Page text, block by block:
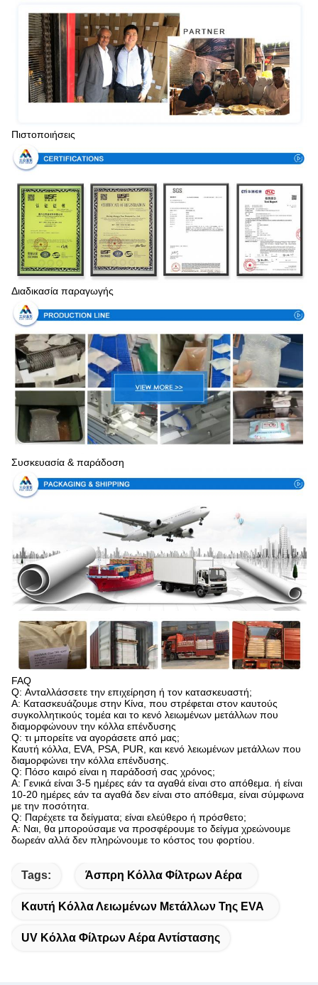
Πιστοποιήσεις
Διαδικασία παραγωγής
Συσκευασία & παράδοση
FAQ
Q: Ανταλλάσσετε την επιχείρηση ή τον κατασκευαστή;
Α: Κατασκευάζουμε στην Κίνα, που στρέφεται στον καυτούς
συγκολλητικούς τομέα και το κενό λειωμένων μετάλλων που
διαμορφώνουν την κόλλα επένδυσης
Q: τι μπορείτε να αγοράσετε από μας;
Καυτή κόλλα, EVA, PSA, PUR, και κενό λειωμένων μετάλλων που
διαμορφώνει την κόλλα επένδυσης.
Q: Πόσο καιρό είναι η παράδοσή σας χρόνος;
Α: Γενικά είναι 3-5 ημέρες εάν τα αγαθά είναι στο απόθεμα. ή είναι
10-20 ημέρες εάν τα αγαθά δεν είναι στο απόθεμα, είναι σύμφωνα
με την ποσότητα.
Q: Παρέχετε τα δείγματα; είναι ελεύθερο ή πρόσθετο;
Α: Ναι, θα μπορούσαμε να προσφέρουμε το δείγμα χρεώνουμε
δωρεάν αλλά δεν πληρώνουμε το κόστος του φορτίου.
Tags: Άσπρη Κόλλα Φίλτρων Αέρα
Καυτή Κόλλα Λειωμένων Μετάλλων Της EVA
UV Κόλλα Φίλτρων Αέρα Αντίστασης